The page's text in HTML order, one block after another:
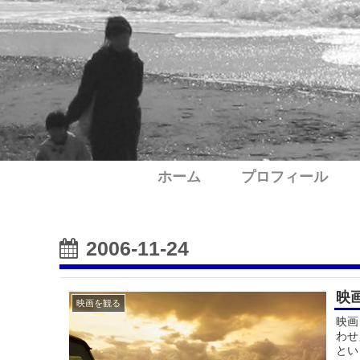
ホーム プロフィール
2006-11-24
映画を観る 映
映
わ
と